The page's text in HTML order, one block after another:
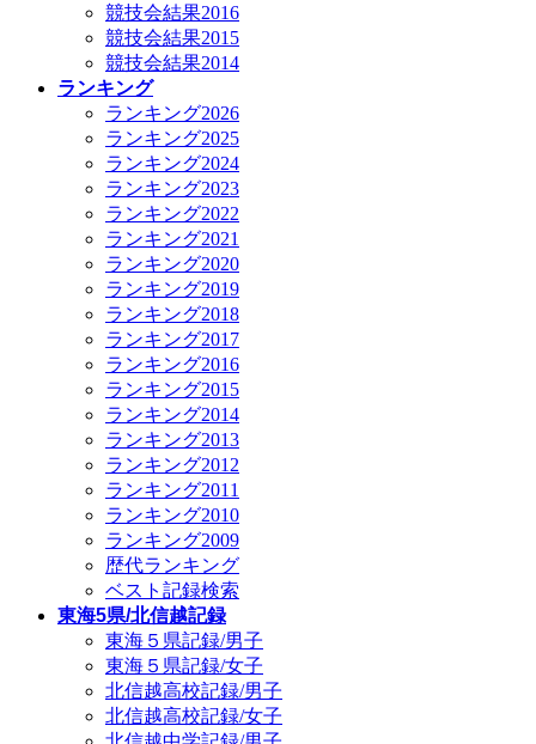
競技会結果2016
競技会結果2015
競技会結果2014
ランキング
ランキング2026
ランキング2025
ランキング2024
ランキング2023
ランキング2022
ランキング2021
ランキング2020
ランキング2019
ランキング2018
ランキング2017
ランキング2016
ランキング2015
ランキング2014
ランキング2013
ランキング2012
ランキング2011
ランキング2010
ランキング2009
歴代ランキング
ベスト記録検索
東海5県/北信越記録
東海５県記録/男子
東海５県記録/女子
北信越高校記録/男子
北信越高校記録/女子